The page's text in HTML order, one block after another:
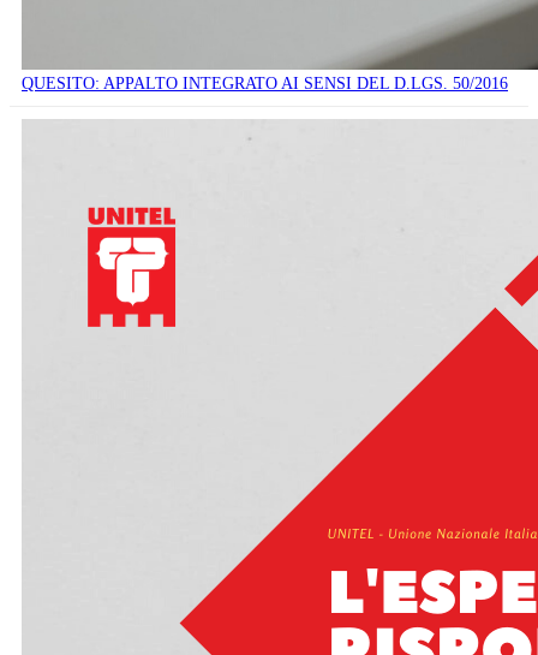
QUESITO: APPALTO INTEGRATO AI SENSI DEL D.LGS. 50/2016